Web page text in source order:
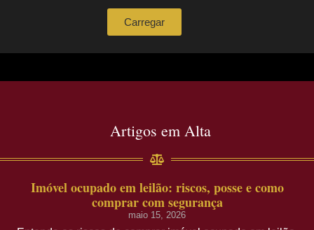
Carregar
Artigos em Alta
Imóvel ocupado em leilão: riscos, posse e como
comprar com segurança
maio 15, 2026